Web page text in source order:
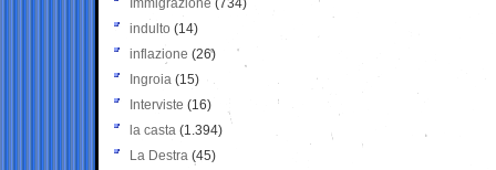
Immigrazione (734)
indulto (14)
inflazione (26)
Ingroia (15)
Interviste (16)
la casta (1.394)
La Destra (45)